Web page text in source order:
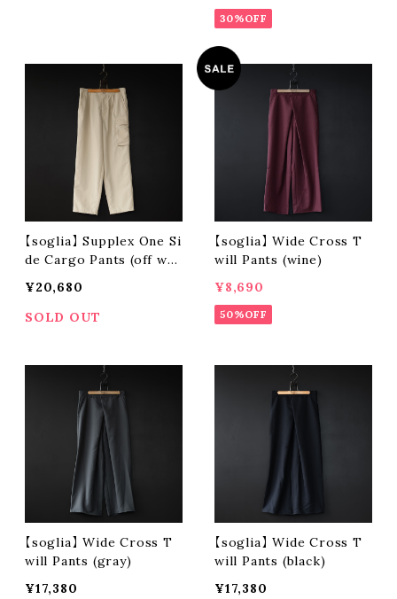
30%OFF
【soglia】 Supplex One Si
de Cargo Pants (off whi
¥20,680
SOLD OUT
【soglia】 Wide Cross T
will Pants (wine)
¥8,690
50%OFF
【soglia】 Wide Cross T
will Pants (gray)
¥17,380
【soglia】 Wide Cross T
will Pants (black)
¥17,380